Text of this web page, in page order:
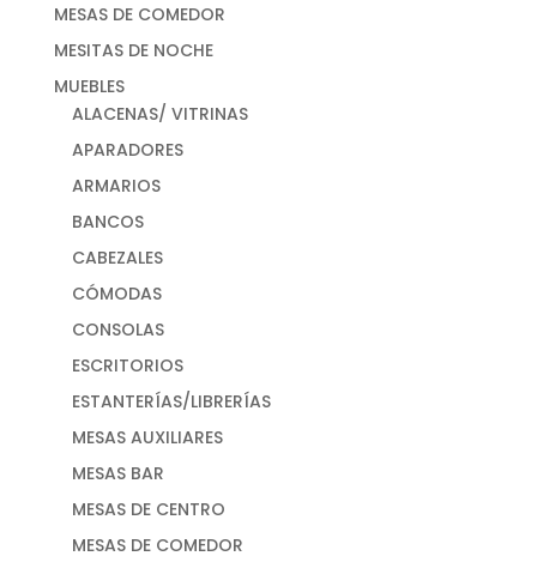
MESAS DE COMEDOR
MESITAS DE NOCHE
MUEBLES
ALACENAS/ VITRINAS
APARADORES
ARMARIOS
BANCOS
CABEZALES
CÓMODAS
CONSOLAS
ESCRITORIOS
ESTANTERÍAS/LIBRERÍAS
MESAS AUXILIARES
MESAS BAR
MESAS DE CENTRO
MESAS DE COMEDOR